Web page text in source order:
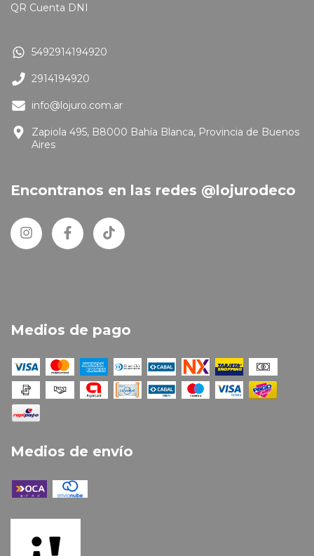
QR Cuenta DNI
5492914194920
2914194920
info@lojuro.com.ar
Zapiola 495, B8000 Bahía Blanca, Provincia de Buenos
Aires
Encontranos en las redes @lojurodeco
Medios de pago
Medios de envío